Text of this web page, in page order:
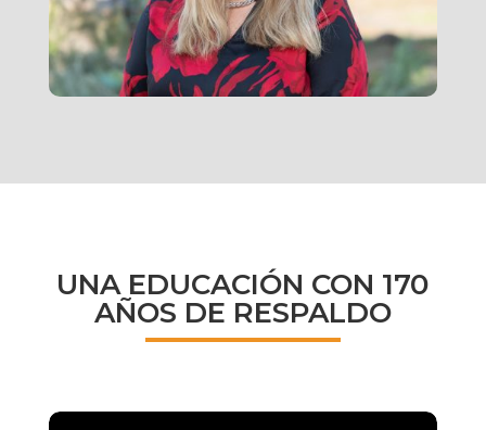
UNA EDUCACIÓN CON 170
AÑOS DE RESPALDO